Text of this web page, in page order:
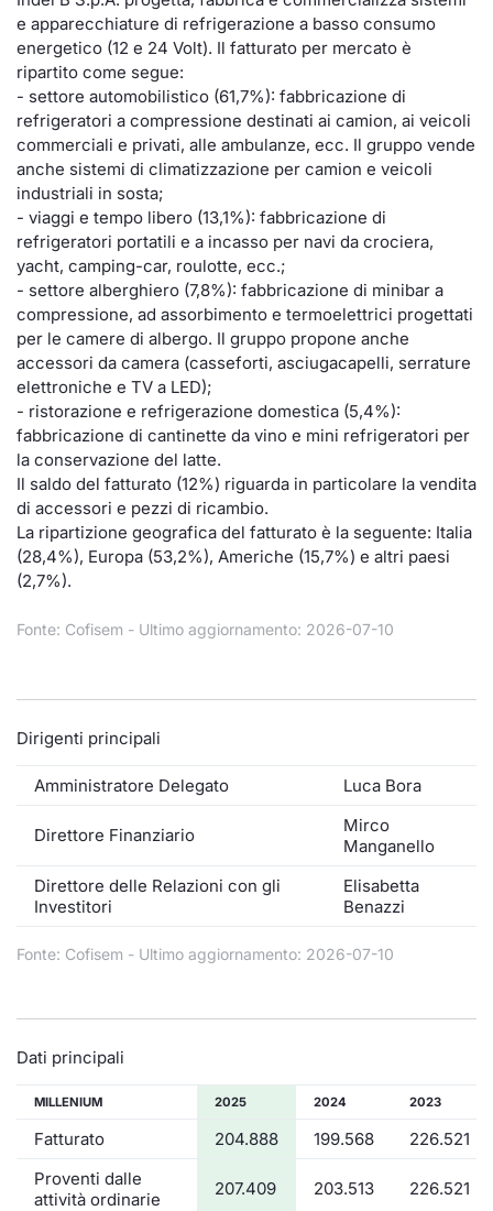
e apparecchiature di refrigerazione a basso consumo
energetico (12 e 24 Volt). Il fatturato per mercato è
ripartito come segue:
- settore automobilistico (61,7%): fabbricazione di
refrigeratori a compressione destinati ai camion, ai veicoli
commerciali e privati, alle ambulanze, ecc. Il gruppo vende
anche sistemi di climatizzazione per camion e veicoli
industriali in sosta;
- viaggi e tempo libero (13,1%): fabbricazione di
refrigeratori portatili e a incasso per navi da crociera,
yacht, camping-car, roulotte, ecc.;
- settore alberghiero (7,8%): fabbricazione di minibar a
compressione, ad assorbimento e termoelettrici progettati
per le camere di albergo. Il gruppo propone anche
accessori da camera (casseforti, asciugacapelli, serrature
elettroniche e TV a LED);
- ristorazione e refrigerazione domestica (5,4%):
fabbricazione di cantinette da vino e mini refrigeratori per
la conservazione del latte.
Il saldo del fatturato (12%) riguarda in particolare la vendita
di accessori e pezzi di ricambio.
La ripartizione geografica del fatturato è la seguente: Italia
(28,4%), Europa (53,2%), Americhe (15,7%) e altri paesi
(2,7%).
Fonte: Cofisem - Ultimo aggiornamento: 2026-07-10
Dirigenti principali
Amministratore Delegato Luca Bora
Direttore Finanziario
Mirco
Manganello
Direttore delle Relazioni con gli
Investitori
Elisabetta
Benazzi
Fonte: Cofisem - Ultimo aggiornamento: 2026-07-10
Dati principali
MILLENIUM 2025 2024 2023
Fatturato 204.888 199.568
226.521
Proventi dalle
attività ordinarie
207.409 203.513 226.521
Documenti
Listed Brands
Calendario Conferenze
IPO e Matricole
Cambi
MiFID 2
Per
BONO
BUND
BTP
Opzioni
KID
KID/
Milan
Market
Spread
Notizie
Notizie e Formazione
Chi siamo
Servizi
Analisi
Mifid 2